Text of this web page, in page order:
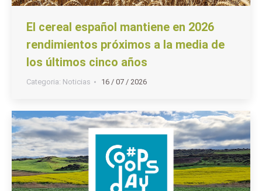
El cereal español mantiene en 2026
rendimientos próximos a la media de
los últimos cinco años
Categoria: Noticias 16 / 07 / 2026